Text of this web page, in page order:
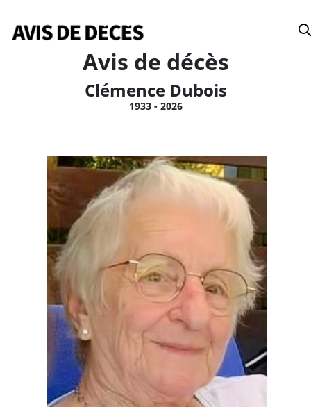
Avis de décès
Anniversaires
Remerciements
Le Soleil
Le Droit
La Tribune
Le Nouvelliste
Le Quotidien
La Voix de l'Est
Avis de décès
Clémence Dubois
1933 - 2026